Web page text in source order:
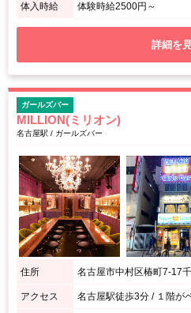
体入時給 体験時給2500円～
詳細を
ガールズバー
MILLION(ミリオン)
名古屋駅 / ガールズバー
住所 名古屋市中村区椿町7-17
アクセス 名古屋駅徒歩3分 / １階が